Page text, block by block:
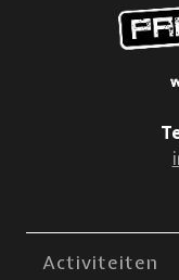
Activiteiten